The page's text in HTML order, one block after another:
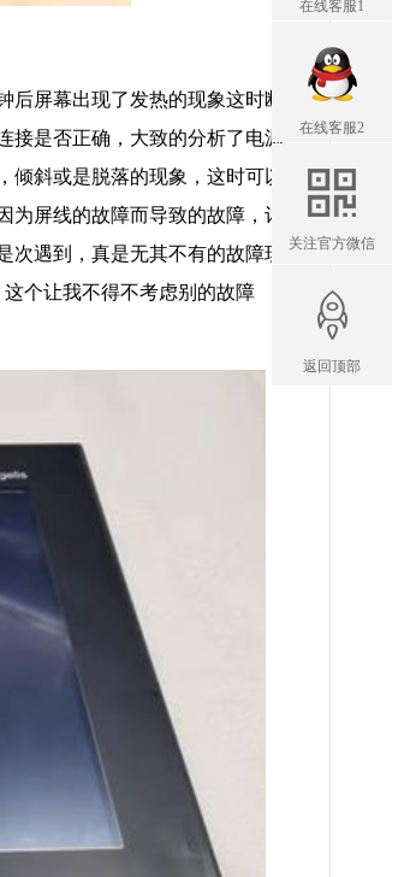
屏幕出现了发热的现象这时断
接是否正确，大致的分析了电源
斜或是脱落的现象，这时可以
屏线的故障而导致的故障，记
遇到，真是无其不有的故障现
个让我不得不考虑别的故障
在线客服1
在线客服2
关注官方微信
返回顶部